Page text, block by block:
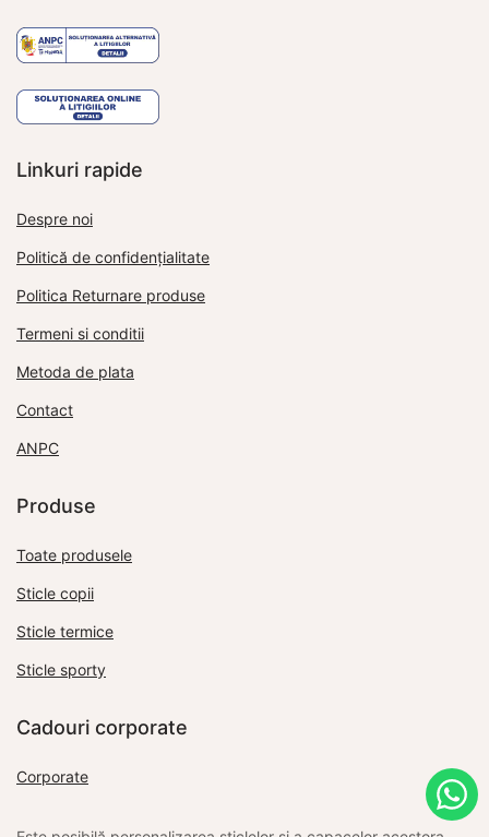
Linkuri rapide
Despre noi
Politică de confidențialitate
Politica Returnare produse
Termeni si conditii
Metoda de plata
Contact
ANPC
Produse
Toate produsele
Sticle copii
Sticle termice
Sticle sporty
Cadouri corporate
Corporate